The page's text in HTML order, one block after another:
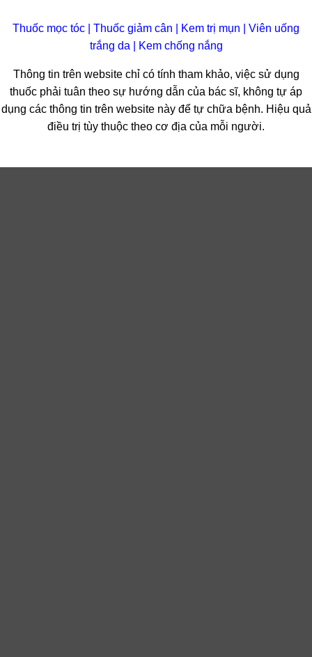
Thuốc mọc tóc Thuốc giảm cân Kem trị mụn
Viên uống
trắng da
Kem chống nắng
Thông tin trên website chỉ có tính tham khảo, việc sử dụng
thuốc phải tuân theo sự hướng dẫn của bác sĩ, không tự áp
dụng các thông tin trên website này để tự chữa bệnh. Hiệu quả
điều trị tùy thuộc theo cơ địa của mỗi người.